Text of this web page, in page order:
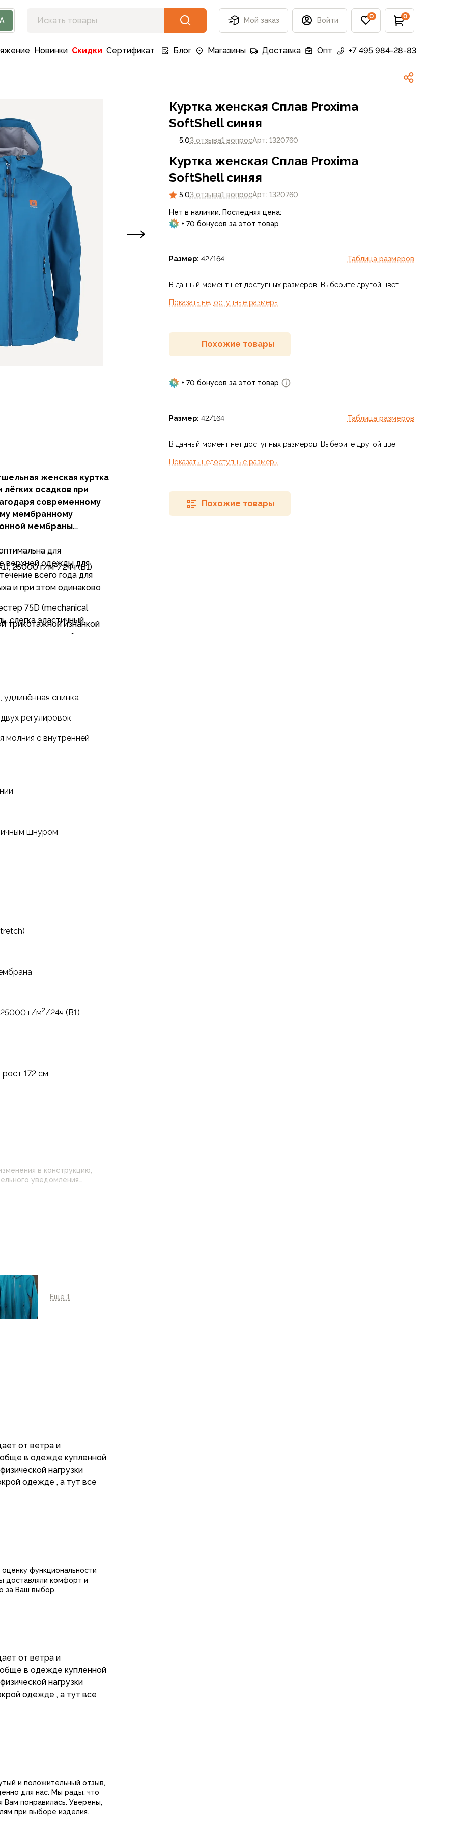
Мой заказ Войти 0 0
Новинки Скидки Сертификат Блог Магазины Доставка Опт +7 495 984-28-83
женская куртка
осадков при
современному
мембранному
мембраны.
для
верхней одежды для
всего года для
и при этом одинаково
трикотажной изнанкой
и компактной
высокого уровня
и, тем более,
транспортировке
дискомфорта
волоконная
более эффективный
и, тем более,
25000 г/м2/24ч (B1)
75D (mechanical
слегка эластичный.
удлинённая спинка
регулировок
молния с внутренней
шнуром
25000 г/м2/24ч (B1)
172 см
в конструкцию,
Ещё 1
от ветра и
в одежде купленной
нагрузки
одежде , а тут все
функциональности
доставляли комфорт и
за Ваш выбор.
от ветра и
в одежде купленной
нагрузки
одежде , а тут все
и положительный отзыв,
для нас. Мы рады, что
Вам понравилась. Уверены,
при выборе изделия.
Нет в наличии. Последняя цена:
+ 70 бонусов за этот товар
Куртка женская Сплав Proxima
SoftShell синяя
Размер: 42/164 Таблица размеров
В данный момент нет доступных размеров. Выберите другой цвет
Показатьнедоступные размеры
5,03 отзыва1 вопросАрт: 1320760
Похожие товары
+ 70 бонусов за этот товар
Куртка женская Сплав Proxima
SoftShell синяя
Размер: 42/164 Таблица размеров
В данный момент нет доступных размеров. Выберите другой цвет
Показатьнедоступные размеры
5,03 отзыва1 вопросАрт: 1320760
Похожие товары